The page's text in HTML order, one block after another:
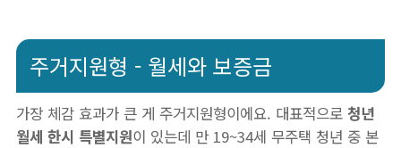
주거지원형 - 월세와 보증금
가장 체감 효과가 큰 게 주거지원형이에요. 대표적으로 청년
월세 한시 특별지원이 있는데 만 19~34세 무주택 청년 중 본